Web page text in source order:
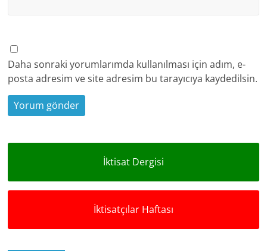
Daha sonraki yorumlarımda kullanılması için adım, e-
posta adresim ve site adresim bu tarayıcıya kaydedilsin.
İktisat Dergisi
İktisatçılar Haftası